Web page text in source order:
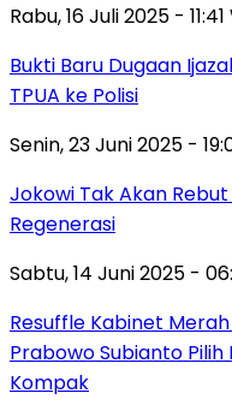
Rabu, 16 Juli 2025 - 11:41
Bukti Baru Dugaan
TPUA ke Polisi
Senin, 23 Juni 2025 -
Jokowi Tak Akan Rebut
Regenerasi
Sabtu, 14 Juni 2025 -
Resuffle Kabinet
Prabowo Subianto
Kompak